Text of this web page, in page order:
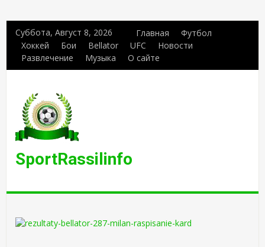
Суббота, Август 8, 2026 Главная
Футбол
Хоккей
Бои Bellator UFC
Новости
Развлечение
Музыка О сайте
SportRassilinfo